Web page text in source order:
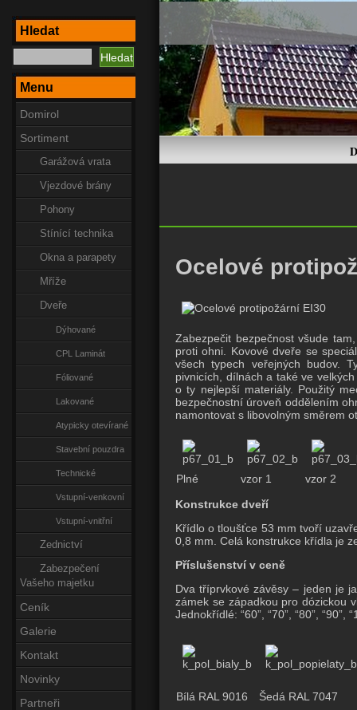
Hledat
Menu
Domirol
Sortiment
Garážová vrata
Vjezdové brány
Pohony
Stínící technika
Okna a parapety
Mříže
Dveře
Dýhované
CPL Laminát
Fóliované
Lakované
Atypicky otevírané
Stavební pouzdra
Technické
Vstupní-venkovní
Vstupní-vnitřní
Zednictví
Zabezpečení
Vašeho majetku
Ceník
Galerie
Kontakt
Novinky
Partneři
Ocelové
Zabezpečit bezpečnost všude
proti ohni. Kovové dveře se
všech typech veřejných budov.
pivnicích, dílnách a také ve
o ty nejlepší materiály. Použitý
bezpečnostní úroveň oddělením
namontovat s libovolným směrem
Plné vzor 1
vzor 2
Konstrukce dveří
Křídlo o tloušťce 53 mm tvoří
0,8 mm. Celá konstrukce křídla je
Příslušenství v ceně
Dva tříprvkové závěsy – jeden je
zámek se západkou pro dózickou
Jednokřídlé: “60”, “70”, “80”,
Bílá RAL 9016 Šedá RAL 7047